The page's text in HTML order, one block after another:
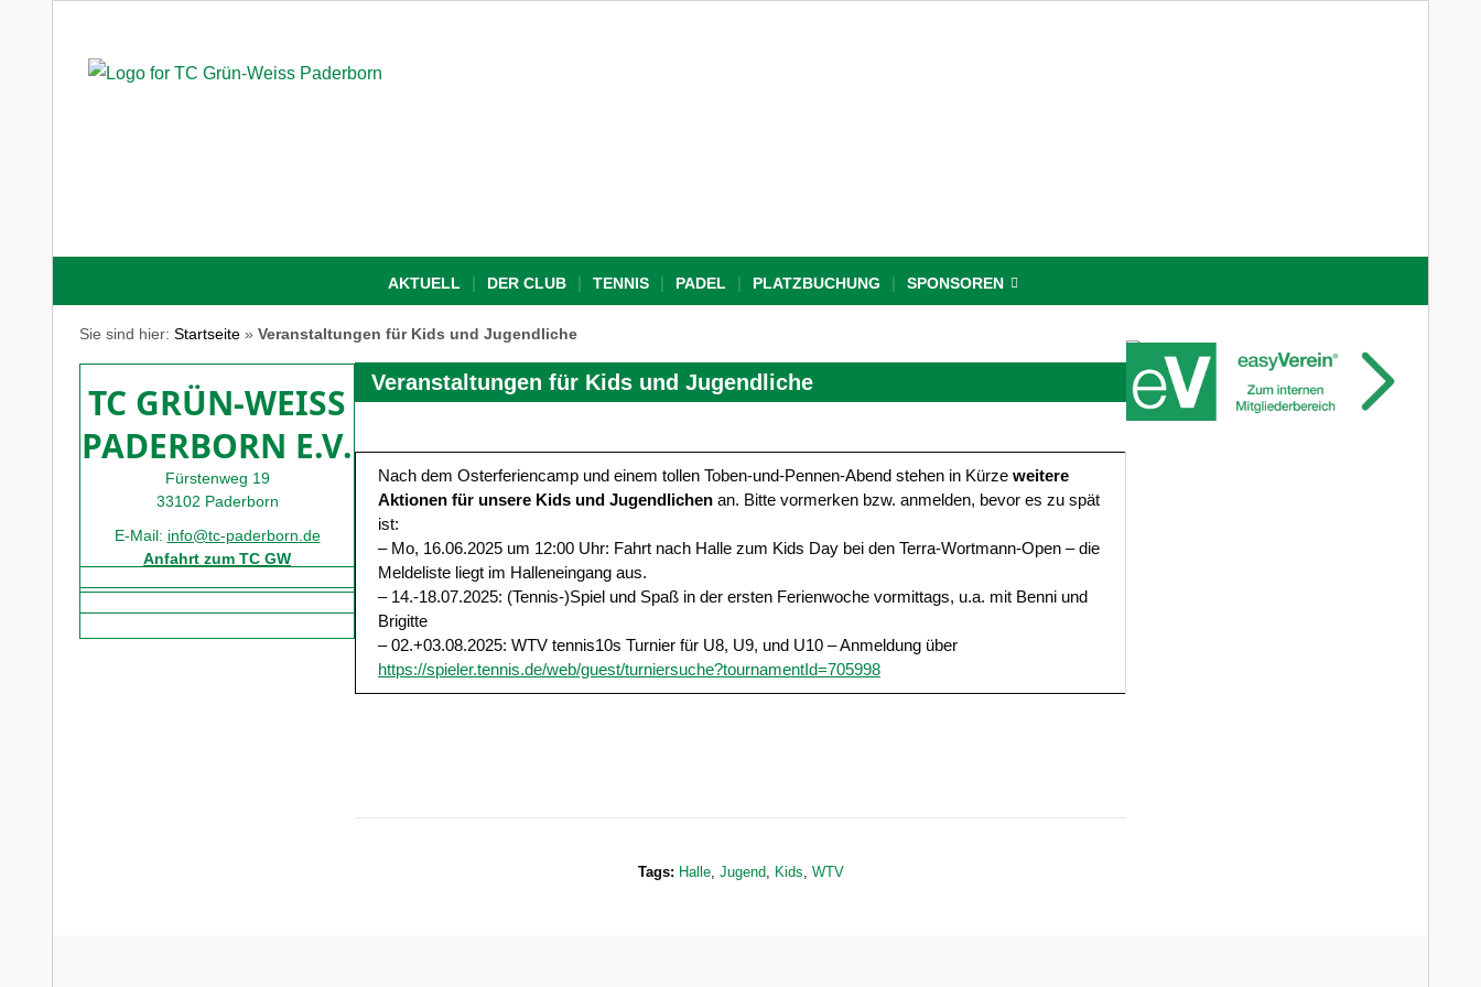
AKTUELL DER CLUB TENNIS PADEL PLATZBUCHUNG SPONSOREN
Sie sind hier: Startseite » Veranstaltungen für Kids und Jugendliche
TC GRÜN-WEISS
PADERBORN E.V.
Fürstenweg 19
33102 Paderborn
E-Mail: info@tc-paderborn.de
Anfahrt zum TC GW
Veranstaltungen für Kids und Jugendliche
Nach dem Osterferiencamp und einem tollen Toben-und-Pennen-Abend stehen in Kürze weitere
Aktionen für unsere Kids und Jugendlichen an. Bitte vormerken bzw. anmelden, bevor es zu spät
ist:
– Mo, 16.06.2025 um 12:00 Uhr: Fahrt nach Halle zum Kids Day bei den Terra-Wortmann-Open – die
Meldeliste liegt im Halleneingang aus.
– 14.-18.07.2025: (Tennis-)Spiel und Spaß in der ersten Ferienwoche vormittags, u.a. mit Benni und
Brigitte
– 02.+03.08.2025: WTV tennis10s Turnier für U8, U9, und U10 – Anmeldung über
https://spieler.tennis.de/web/guest/turniersuche?tournamentId=705998
Tags: Halle, Jugend, Kids, WTV